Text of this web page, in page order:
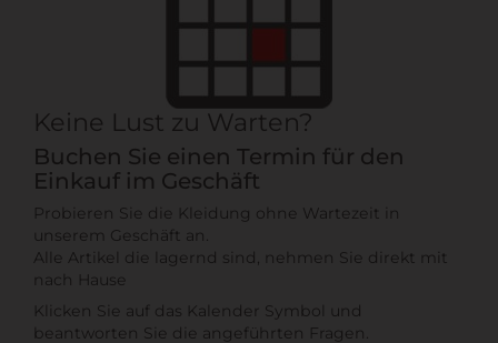
Keine Lust zu Warten?
Buchen Sie einen Termin für den
Einkauf im Geschäft
Probieren Sie die Kleidung ohne Wartezeit in
unserem Geschäft an.
Alle Artikel die lagernd sind, nehmen Sie direkt mit
nach Hause
Klicken Sie auf das Kalender Symbol und
beantworten Sie die angeführten Fragen.